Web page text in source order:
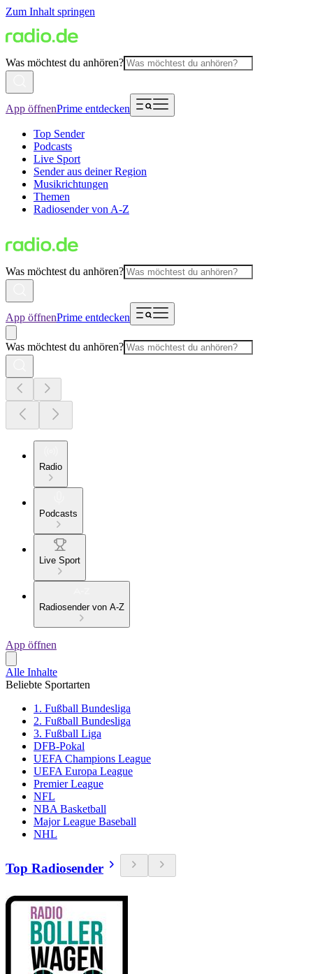
Zum Inhalt springen
Was möchtest du anhören?
App öffnenPrime entdecken
Top Sender
Podcasts
Live Sport
Sender aus deiner Region
Musikrichtungen
Themen
Radiosender von A-Z
Was möchtest du anhören?
App öffnenPrime entdecken
Was möchtest du anhören?
Radio
Podcasts
Live Sport
Radiosender von A-Z
App öffnen
Alle Inhalte
Beliebte Sportarten
1. Fußball Bundesliga
2. Fußball Bundesliga
3. Fußball Liga
DFB-Pokal
UEFA Champions League
UEFA Europa League
Premier League
NFL
NBA Basketball
Major League Baseball
NHL
Top Radiosender